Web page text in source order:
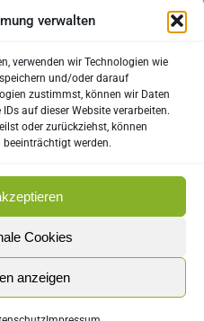
verwalten
verwenden wir Technologien wie
und/oder darauf
zustimmst, können wir Daten
auf dieser Website verarbeiten.
oder zurückziehst, können
werden.
Cookies
anzeigen